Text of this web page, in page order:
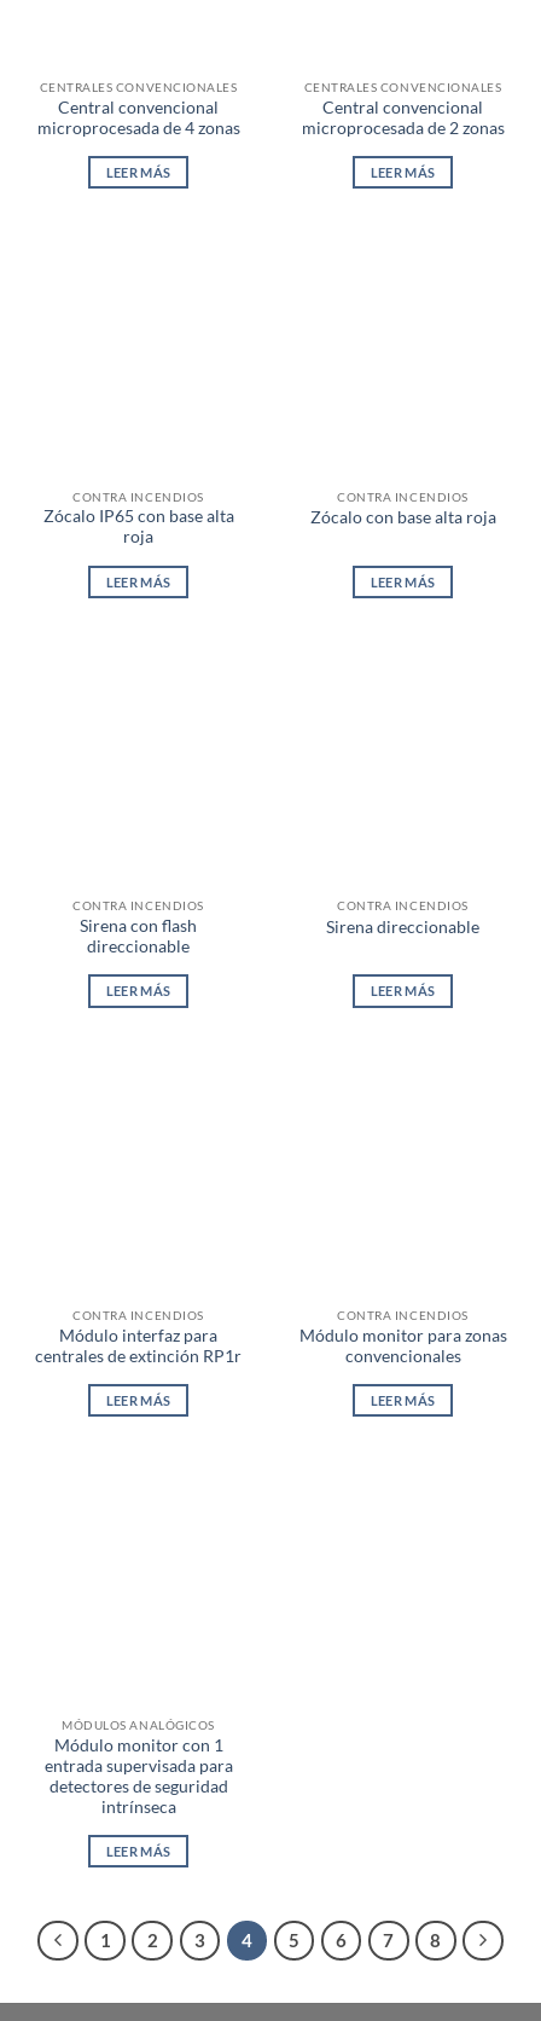
CENTRALES CONVENCIONALES
Central convencional
microprocesada de 4 zonas
LEER MÁS
CENTRALES CONVENCIONALES
Central convencional
microprocesada de 2 zonas
LEER MÁS
CONTRA INCENDIOS
Zócalo IP65 con base alta
roja
LEER MÁS
CONTRA INCENDIOS
Zócalo con base alta roja
LEER MÁS
CONTRA INCENDIOS
Sirena con flash
direccionable
LEER MÁS
CONTRA INCENDIOS
Sirena direccionable
LEER MÁS
CONTRA INCENDIOS
Módulo interfaz para
centrales de extinción RP1r
LEER MÁS
CONTRA INCENDIOS
Módulo monitor para zonas
convencionales
LEER MÁS
MÓDULOS ANALÓGICOS
Módulo monitor con 1
entrada supervisada para
detectores de seguridad
intrínseca
LEER MÁS
1 2 3 4 5 6 7 8